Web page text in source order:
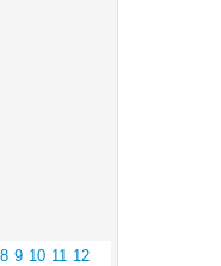
8 9 10 11 12